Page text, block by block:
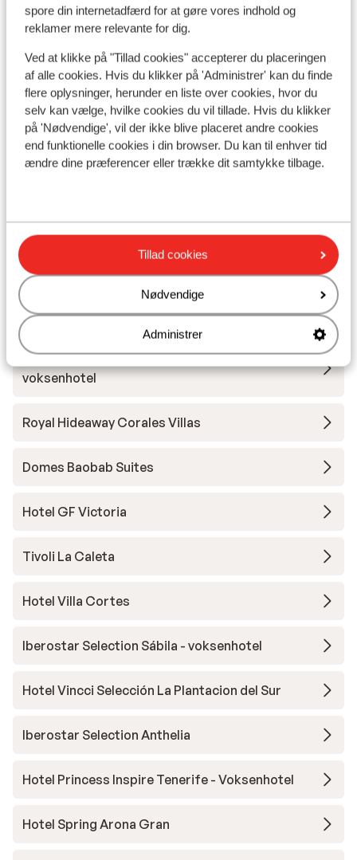
spore din internetadfærd for at gøre vores indhold og
reklamer mere relevante for dig.
Ved at klikke på "Tillad cookies" accepterer du placeringen
af alle cookies. Hvis du klikker på 'Administrer' kan du finde
flere oplysninger, herunder en liste over cookies, hvor du
selv kan vælge, hvilke cookies du vil tillade. Hvis du klikker
på 'Nødvendige', vil der ikke blive placeret andre cookies
end funktionelle cookies i din browser. Du kan til enhver tid
ændre dine præferencer eller trække dit samtykke tilbage.
Tillad cookies
Nødvendige
Administrer
Se på kort
I området
Afstand til stranden ca. 350 meter: ca. 2 kilometer
(sandstrand, via en stejl vej)
Afstand til centrum: ca. 600 meter, ca. 6 kilometer
Afstand til nærmeste butikker ca. 600 meter
Afstand til nærmeste kiosk ca. 600 meter
Andre overnatningssteder i Tenerife
Hotel Royal Hideaway Corales Beach -
voksenhotel
Royal Hideaway Corales Villas
Domes Baobab Suites
Hotel GF Victoria
Tivoli La Caleta
Hotel Villa Cortes
Iberostar Selection Sábila - voksenhotel
Hotel Vincci Selección La Plantacion del Sur
Iberostar Selection Anthelia
Hotel Princess Inspire Tenerife - Voksenhotel
Hotel Spring Arona Gran